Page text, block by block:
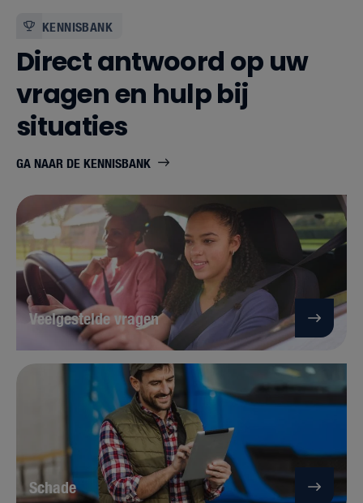
KENNISBANK
Direct antwoord op uw
vragen en hulp bij
situaties
GA NAAR DE KENNISBANK
Veelgestelde vragen
Schade